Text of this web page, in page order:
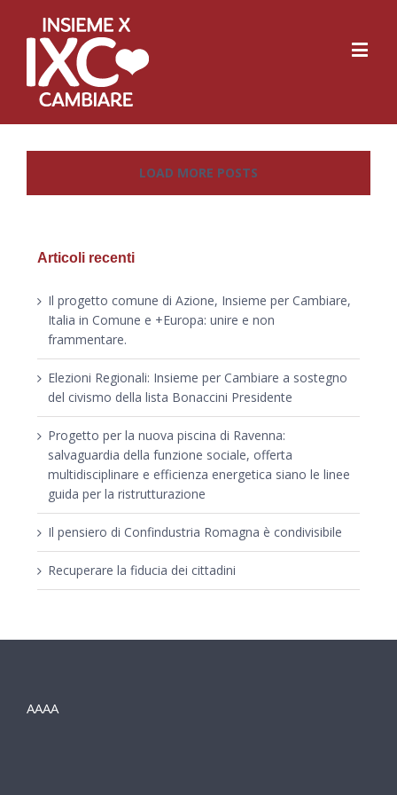
LOAD MORE POSTS
Articoli recenti
Il progetto comune di Azione, Insieme per Cambiare,
Italia in Comune e +Europa: unire e non
frammentare.
Elezioni Regionali: Insieme per Cambiare a sostegno
del civismo della lista Bonaccini Presidente
Progetto per la nuova piscina di Ravenna:
salvaguardia della funzione sociale, offerta
multidisciplinare e efficienza energetica siano le linee
guida per la ristrutturazione
Il pensiero di Confindustria Romagna è condivisibile
Recuperare la fiducia dei cittadini
AAAA